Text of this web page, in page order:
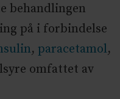
behandlingen
på i forbindelse
, paracetamol,
omfattet av